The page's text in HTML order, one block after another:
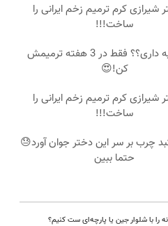
شیرازی کرم ترمیم زخم ایرانی را
ساخت!!!
جای بخیه داری؟؟ فقط در 3 هفته ترمیمش
کن!😍
شیرازی کرم ترمیم زخم ایرانی را
ساخت!!!
چرب بر سر این دختر جوان آورد😓
حتما ببین
را با شلوار جین یا پارچه‌ای ست کنیم؟